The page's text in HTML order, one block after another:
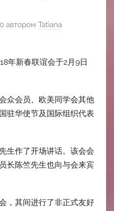
автором Tatiana
年新春联谊会于2月9日
众会员、欧美同学会其他
驻华使节及国际组织代表
生作了开场讲话。该会会
长陈竺先生也向与会来宾
，其间进行了非正式友好